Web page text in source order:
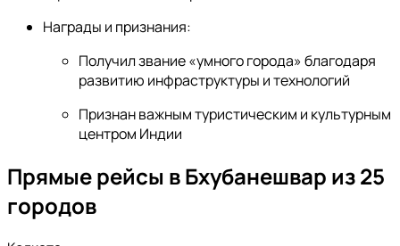
Награды и признания:
Получил звание «умного города» благодаря
развитию инфраструктуры и технологий
Признан важным туристическим и культурным
центром Индии
Прямые рейсы в Бхубанешвар из 25
городов